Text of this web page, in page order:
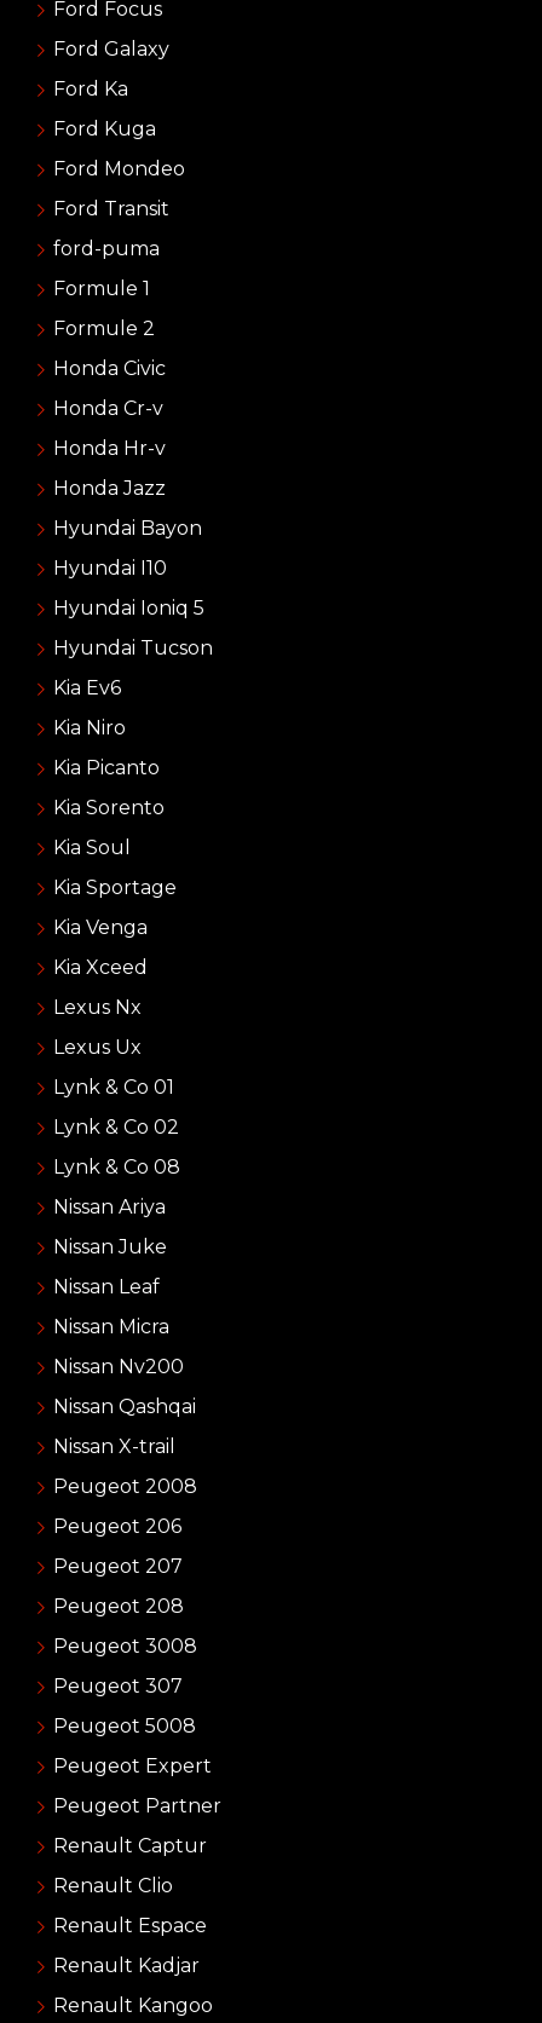
Ford Focus
Ford Galaxy
Ford Ka
Ford Kuga
Ford Mondeo
Ford Transit
ford-puma
Formule 1
Formule 2
Honda Civic
Honda Cr-v
Honda Hr-v
Honda Jazz
Hyundai Bayon
Hyundai I10
Hyundai Ioniq 5
Hyundai Tucson
Kia Ev6
Kia Niro
Kia Picanto
Kia Sorento
Kia Soul
Kia Sportage
Kia Venga
Kia Xceed
Lexus Nx
Lexus Ux
Lynk & Co 01
Lynk & Co 02
Lynk & Co 08
Nissan Ariya
Nissan Juke
Nissan Leaf
Nissan Micra
Nissan Nv200
Nissan Qashqai
Nissan X-trail
Peugeot 2008
Peugeot 206
Peugeot 207
Peugeot 208
Peugeot 3008
Peugeot 307
Peugeot 5008
Peugeot Expert
Peugeot Partner
Renault Captur
Renault Clio
Renault Espace
Renault Kadjar
Renault Kangoo